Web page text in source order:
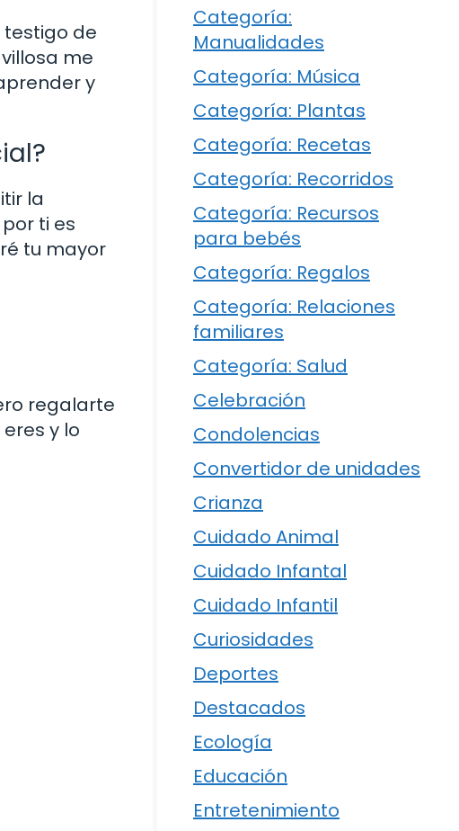
testigo de
me
y
la
ti es
tu mayor
regalarte
y lo
Categoría:
Manualidades
Categoría: Música
Categoría: Plantas
Categoría: Recetas
Categoría: Recorridos
Categoría: Recursos
para bebés
Categoría: Regalos
Categoría: Relaciones
familiares
Categoría: Salud
Celebración
Condolencias
Convertidor de unidades
Crianza
Cuidado Animal
Cuidado Infantal
Cuidado Infantil
Curiosidades
Deportes
Destacados
Ecología
Educación
Entretenimiento